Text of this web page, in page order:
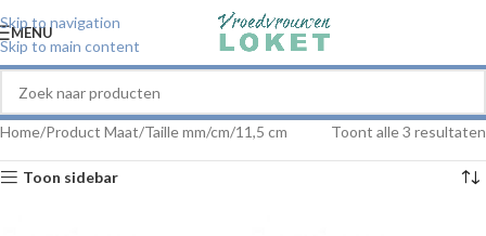
Skip to navigation
Skip to main content
MENU
Home Product Maat/Taille mm/cm 11,5 cm Toont alle 3 resultaten
Toon sidebar